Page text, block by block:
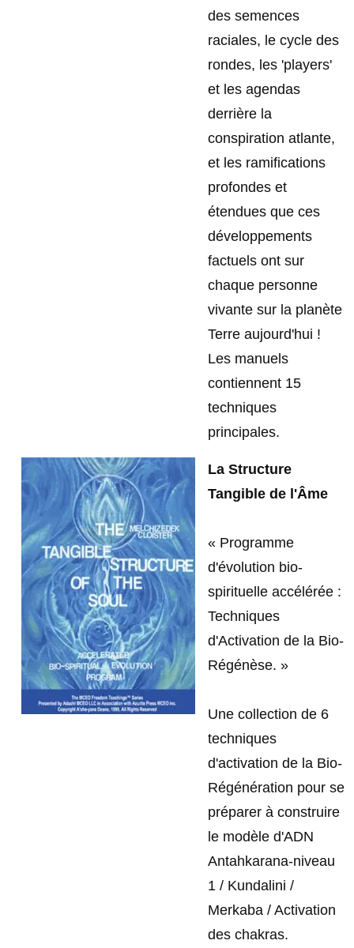
des semences
raciales, le cycle des
rondes, les 'players'
et les agendas
derrière la
conspiration atlante,
et les ramifications
profondes et
étendues que ces
développements
factuels ont sur
chaque personne
vivante sur la planète
Terre aujourd'hui !
Les manuels
contiennent 15
techniques
principales.
La Structure
Tangible de l'Âme
« Programme
d'évolution bio-
spirituelle accélérée :
Techniques
d'Activation de la Bio-
Régénèse. »
Une collection de 6
techniques
d'activation de la Bio-
Régénération pour se
préparer à construire
le modèle d'ADN
Antahkarana-niveau
1 / Kundalini /
Merkaba / Activation
des chakras.